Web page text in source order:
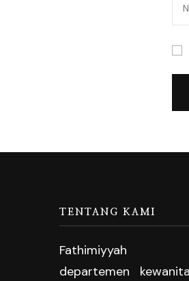
TENTANG KAMI
Fathimiyyah
departemen